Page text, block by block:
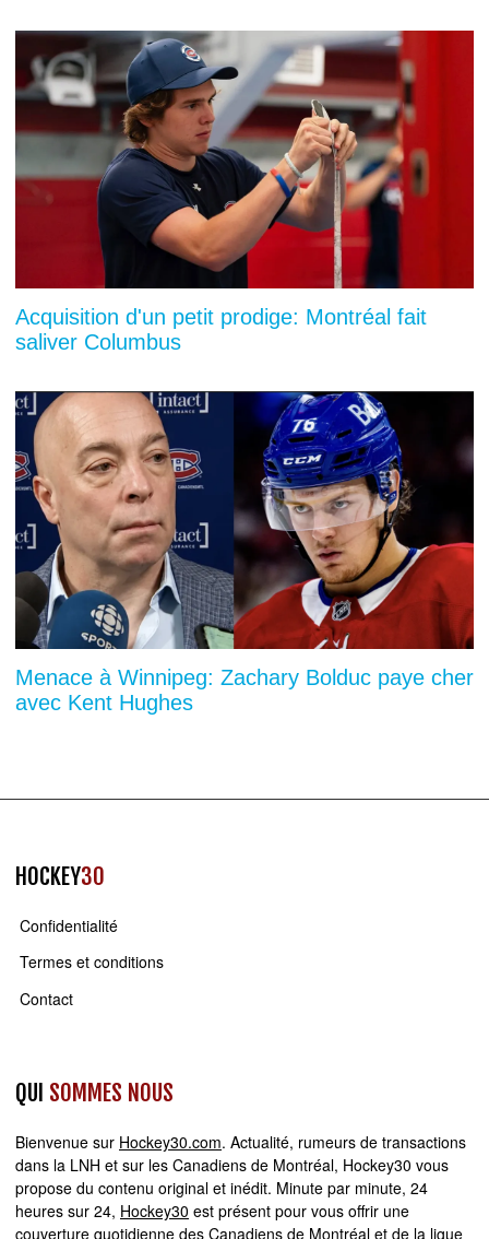
Acquisition d'un petit prodige: Montréal fait
saliver Columbus
Menace à Winnipeg: Zachary Bolduc paye cher
avec Kent Hughes
HOCKEY30
Confidentialité
Termes et conditions
Contact
QUI SOMMES NOUS
Bienvenue sur Hockey30.com. Actualité, rumeurs de transactions
dans la LNH et sur les Canadiens de Montréal, Hockey30 vous
propose du contenu original et inédit. Minute par minute, 24
heures sur 24, Hockey30 est présent pour vous offrir une
couverture quotidienne des Canadiens de Montréal et de la ligue